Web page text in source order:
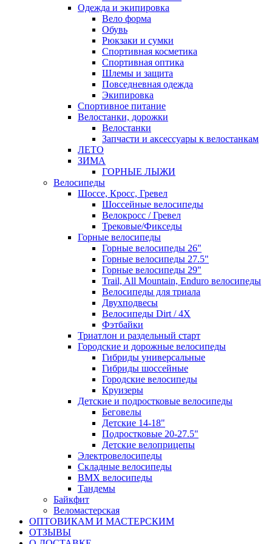
Одежда и экипировка
Вело форма
Обувь
Рюкзаки и сумки
Спортивная косметика
Спортивная оптика
Шлемы и защита
Повседневная одежда
Экипировка
Спортивное питание
Велостанки, дорожки
Велостанки
Запчасти и аксессуары к велостанкам
ЛЕТО
ЗИМА
ГОРНЫЕ ЛЫЖИ
Велосипеды
Шоссе, Кросс, Гревел
Шоссейные велосипеды
Велокросс / Гревел
Трековые/Фикседы
Горные велосипеды
Горные велосипеды 26"
Горные велосипеды 27.5"
Горные велосипеды 29"
Trail, All Mountain, Enduro велосипеды
Велосипеды для триала
Двухподвесы
Велосипеды Dirt / 4X
Фэтбайки
Триатлон и раздельный старт
Городские и дорожные велосипеды
Гибриды универсальные
Гибриды шоссейные
Городские велосипеды
Круизеры
Детские и подростковые велосипеды
Беговелы
Детские 14-18"
Подростковые 20-27.5"
Детские велоприцепы
Электровелосипеды
Складные велосипеды
BMX велосипеды
Тандемы
Байкфит
Веломастерская
ОПТОВИКАМ И МАСТЕРСКИМ
ОТЗЫВЫ